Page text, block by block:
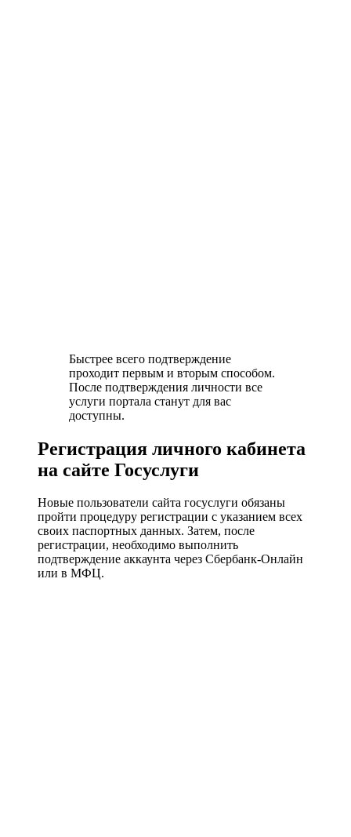
Быстрее всего подтверждение
проходит первым и вторым способом.
После подтверждения личности все
услуги портала станут для вас
доступны.
Регистрация личного кабинета
на сайте Госуслуги
Новые пользователи сайта госуслуги обязаны
пройти процедуру регистрации с указанием всех
своих паспортных данных. Затем, после
регистрации, необходимо выполнить
подтверждение аккаунта через Сбербанк-Онлайн
или в МФЦ.